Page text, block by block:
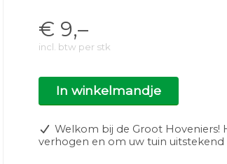
€ 9,–
incl. btw per stk
In winkelmandje
Welkom bij de Groot Hoveniers!
verhogen en om uw tuin